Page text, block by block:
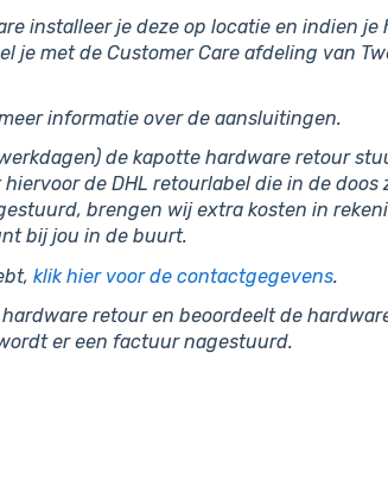
installeer je deze op locatie en indien je
je met de Customer Care afdeling van
informatie over de aansluitingen.
de kapotte hardware retour
de DHL retourlabel die in de doos
brengen wij extra kosten in
bij jou in de buurt.
klik hier voor de contactgegevens.
retour en beoordeelt de
er een factuur nagestuurd.